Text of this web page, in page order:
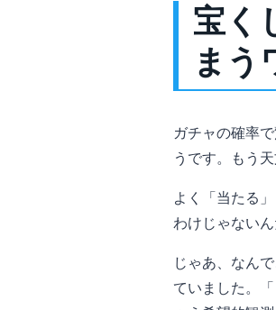
宝く
まう
ガチャの確率
うです。もう
よく「当たる
わけじゃない
じゃあ、なん
ていました。